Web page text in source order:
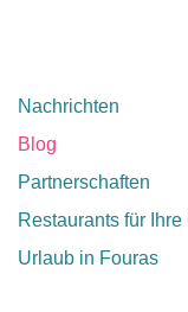
Nachrichten
Blog
Partnerschaften
Restaurants für
Urlaub in Fouras